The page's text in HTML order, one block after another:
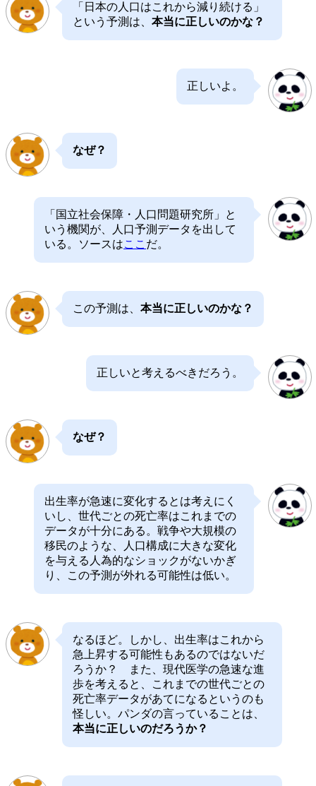
「日本の人口はこれから減り続ける」
という予測は、 本当に正しいのかな？
正しいよ。
なぜ？
「国立社会保障・人口問題研究所」と
いう機関が、人口予測データを出して
いる。ソースはここ だ。
この予測は、 本当に正しいのかな？
正しいと考えるべきだろう。
なぜ？
出生率が急速に変化するとは考えにく
いし、世代ごとの死亡率はこれまでの
データが十分にある。戦争や大規模の
移民のような、人口構成に大きな変化
を与える人為的なショックがないかぎ
り、この予測が外れる可能性は低い。
なるほど。しかし、出生率はこれから
急上昇する可能性もあるのではないだ
ろうか？ また、現代医学の急速な進
歩を考えると、これまでの世代ごとの
死亡率データがあてになるというのも
怪しい。パンダの言っていることは、
本当に正しいのだろうか？